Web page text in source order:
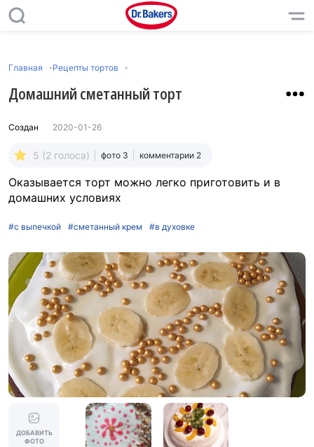
Главная Рецепты тортов
Домашний сметанный торт
Создан 2020-01-26
5 (2 голоса) фото 3 комментарии 2
Оказывается торт можно легко приготовить и в
домашних условиях
#с выпечкой #сметанный крем #в духовке
ДОБАВИТЬ
ФОТО